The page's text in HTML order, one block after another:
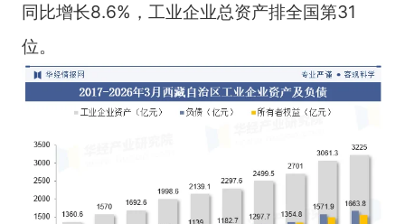
同比增长8.6%，工业企业总资产排全国第31
位。